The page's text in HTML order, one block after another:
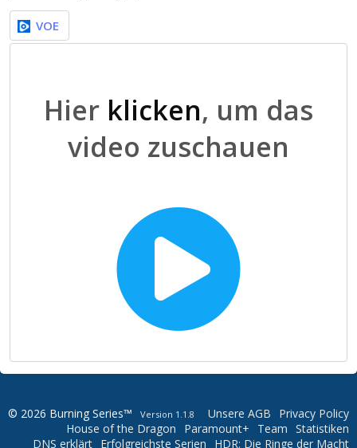
VOE
Hier klicken, um das
video zuschauen
© 2026 Burning Series™ Version 1.1.8 Privacy Policy
Unsere AGB
Statistiken
Team
Paramount+
House of the Dragon
HDR: Die Ringe der Macht
Erfolgreichste Serien
DNS erklärt